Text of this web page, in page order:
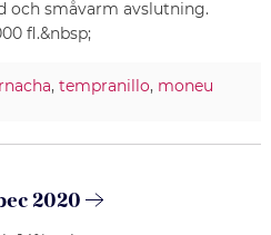
och småvarm avslutning.
fl.&nbsp;
, tempranillo, moneu
2020